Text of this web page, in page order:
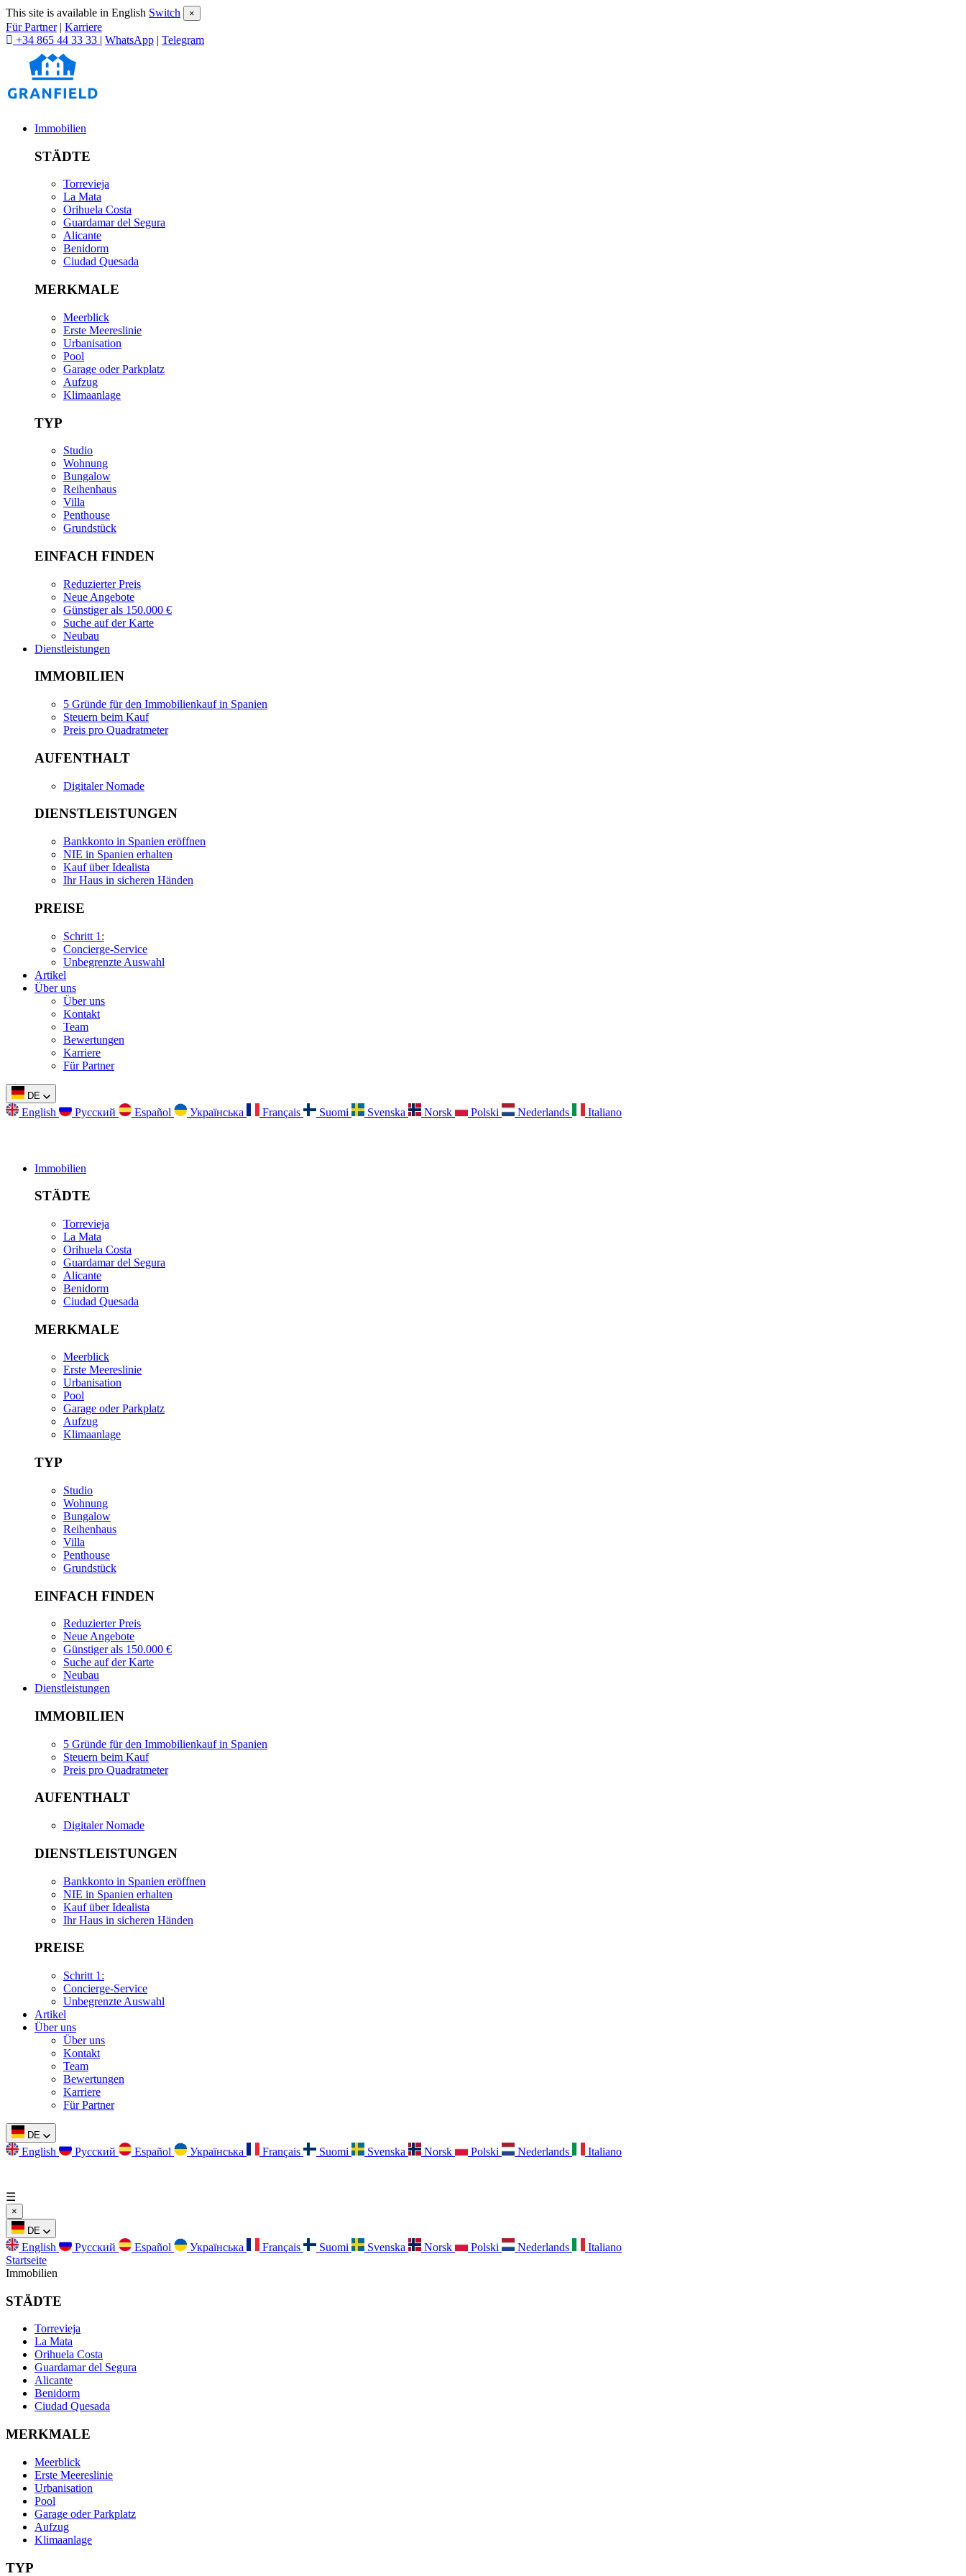
This site is available in English Switch ×
Für Partner | Karriere
+34 865 44 33 33 | WhatsApp | Telegram
Immobilien
STÄDTE
Torrevieja
La Mata
Orihuela Costa
Guardamar del Segura
Alicante
Benidorm
Ciudad Quesada
MERKMALE
Meerblick
Erste Meereslinie
Urbanisation
Pool
Garage oder Parkplatz
Aufzug
Klimaanlage
TYP
Studio
Wohnung
Bungalow
Reihenhaus
Villa
Penthouse
Grundstück
EINFACH FINDEN
Reduzierter Preis
Neue Angebote
Günstiger als 150.000 €
Suche auf der Karte
Neubau
Dienstleistungen
IMMOBILIEN
5 Gründe für den Immobilienkauf in Spanien
Steuern beim Kauf
Preis pro Quadratmeter
AUFENTHALT
Digitaler Nomade
DIENSTLEISTUNGEN
Bankkonto in Spanien eröffnen
NIE in Spanien erhalten
Kauf über Idealista
Ihr Haus in sicheren Händen
PREISE
Schritt 1:
Concierge-Service
Unbegrenzte Auswahl
Artikel
Über uns
Über uns
Kontakt
Team
Bewertungen
Karriere
Für Partner
DE
English Русский Español Українська Français Suomi Svenska Norsk Polski Nederlands Italiano
Immobilien
STÄDTE
Torrevieja
La Mata
Orihuela Costa
Guardamar del Segura
Alicante
Benidorm
Ciudad Quesada
MERKMALE
Meerblick
Erste Meereslinie
Urbanisation
Pool
Garage oder Parkplatz
Aufzug
Klimaanlage
TYP
Studio
Wohnung
Bungalow
Reihenhaus
Villa
Penthouse
Grundstück
EINFACH FINDEN
Reduzierter Preis
Neue Angebote
Günstiger als 150.000 €
Suche auf der Karte
Neubau
Dienstleistungen
IMMOBILIEN
5 Gründe für den Immobilienkauf in Spanien
Steuern beim Kauf
Preis pro Quadratmeter
AUFENTHALT
Digitaler Nomade
DIENSTLEISTUNGEN
Bankkonto in Spanien eröffnen
NIE in Spanien erhalten
Kauf über Idealista
Ihr Haus in sicheren Händen
PREISE
Schritt 1:
Concierge-Service
Unbegrenzte Auswahl
Artikel
Über uns
Über uns
Kontakt
Team
Bewertungen
Karriere
Für Partner
DE
English Русский Español Українська Français Suomi Svenska Norsk Polski Nederlands Italiano
☰
×
DE
English Русский Español Українська Français Suomi Svenska Norsk Polski Nederlands
Italiano
Startseite
Immobilien
STÄDTE
Torrevieja
La Mata
Orihuela Costa
Guardamar del Segura
Alicante
Benidorm
Ciudad Quesada
MERKMALE
Meerblick
Erste Meereslinie
Urbanisation
Pool
Garage oder Parkplatz
Aufzug
Klimaanlage
TYP